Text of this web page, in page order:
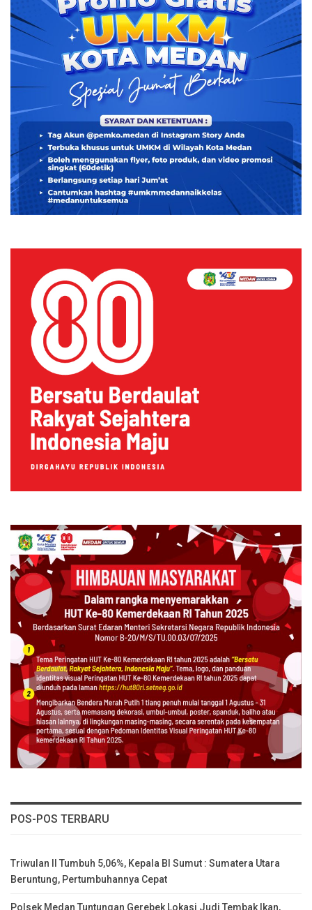
POS-POS TERBARU
Triwulan II Tumbuh 5,06%, Kepala BI Sumut : Sumatera Utara
Beruntung, Pertumbuhannya Cepat
Polsek Medan Tuntungan Gerebek Lokasi Judi Tembak Ikan,